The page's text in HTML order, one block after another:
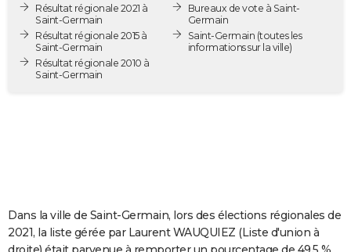
Destinations
City break
Voyage nature
Voyage de noces
Forum
PHOTO
GUIDES D'ACHAT
BONS PLANS
COPAINS D'AVANT
S'inscrire
Se connecter
Lycées
Collèges
Primaires
Universités
Entreprises
Service militaire
Avis de recherche
AVIS DE DÉCÈS
Résultat régionale 2021 à
Saint-Germain
Résultat régionale 2015 à
Saint-Germain
Résultat régionale 2010 à
Saint-Germain
Bureaux de vote à Saint-
Germain
Saint-Germain (toutes les
informations sur la ville)
Dans la ville de Saint-Germain, lors des élections régionales de
2021, la liste gérée par Laurent WAUQUIEZ (Liste d'union à